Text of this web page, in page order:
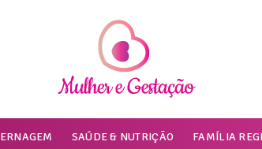
SAÚDE & NUTRIÇÃO FAMÍLIA